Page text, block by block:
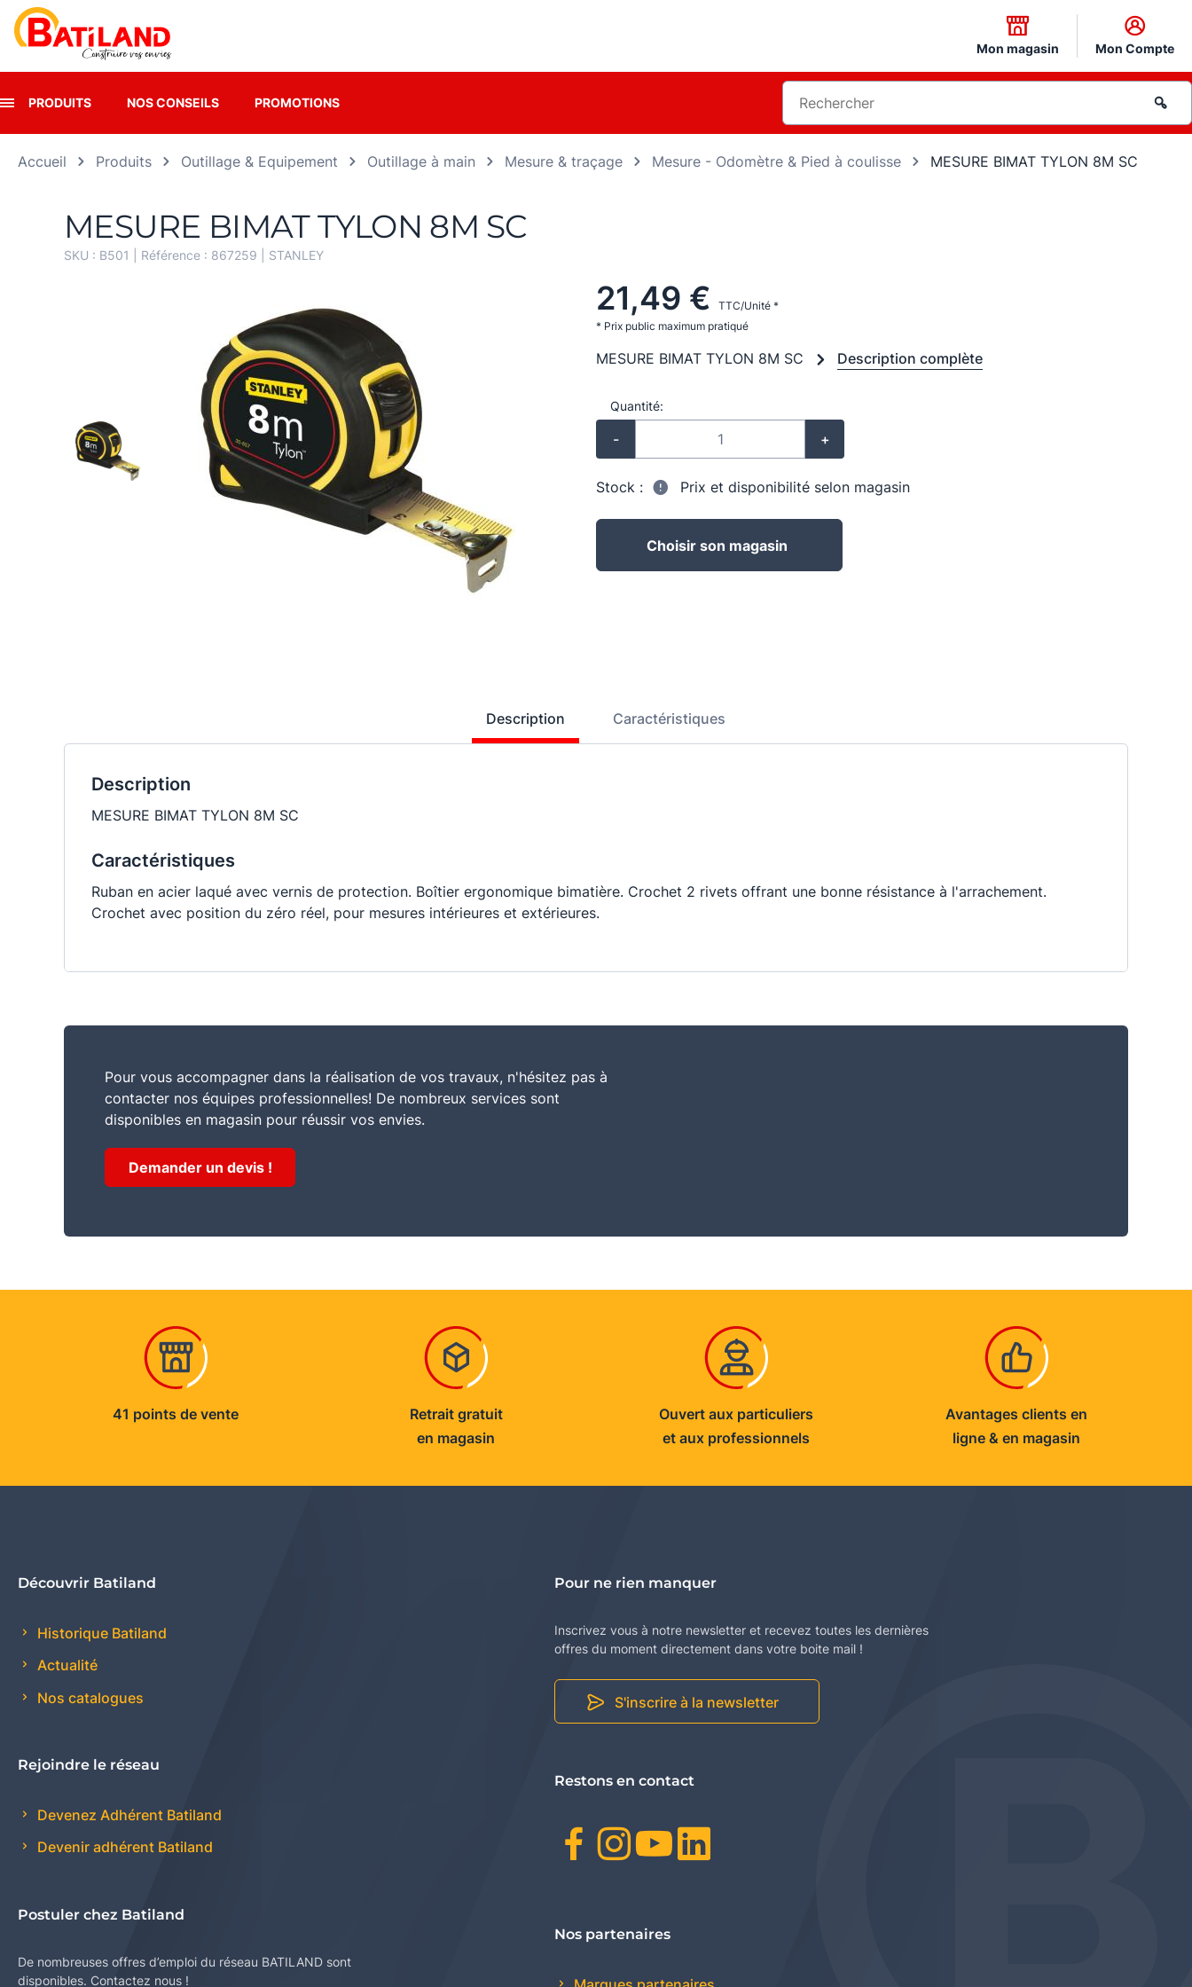
Mon magasin Mon Compte
PRODUITS NOS CONSEILS PROMOTIONS
Accueil Produits Outillage & Equipement Outillage à main Mesure & traçage Mesure - Odomètre & Pied à coulisse MESURE BIMAT TYLON 8M SC
MESURE BIMAT TYLON 8M SC
SKU : B501 | Référence : 867259 STANLEY
21,49 €
TTC/Unité *
* Prix public maximum pratiqué
MESURE BIMAT TYLON 8M SC Description complète
Quantité:
- +
Stock : Prix et disponibilité selon magasin
Choisir son magasin
Description Caractéristiques
Description
MESURE BIMAT TYLON 8M SC
Caractéristiques
Ruban en acier laqué avec vernis de protection. Boîtier ergonomique bimatière. Crochet 2 rivets offrant une bonne résistance à l'arrachement.
Crochet avec position du zéro réel, pour mesures intérieures et extérieures.
Pour vous accompagner dans la réalisation de vos travaux, n'hésitez pas à
contacter nos équipes professionnelles! De nombreux services sont
disponibles en magasin pour réussir vos envies.
Demander un devis !
41 points de vente
Retrait gratuit
en magasin
Ouvert aux particuliers
et aux professionnels
Avantages clients en
ligne & en magasin
Découvrir Batiland
Historique Batiland
Actualité
Nos catalogues
Rejoindre le réseau
Devenez Adhérent Batiland
Devenir adhérent Batiland
Postuler chez Batiland
De nombreuses offres d’emploi du réseau BATILAND sont
disponibles. Contactez nous !
Pour ne rien manquer
Inscrivez vous à notre newsletter et recevez toutes les dernières
offres du moment directement dans votre boite mail !
S'inscrire à la newsletter
Restons en contact
Facebook
Instagram
Youtube
Nos partenaires
Panneau de gestion des cookies